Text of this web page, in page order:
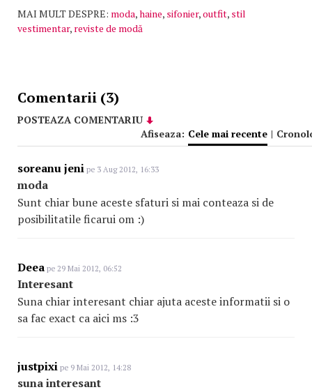
MAI MULT DESPRE: moda,haine, sifonier,outfit, stil
vestimentar, reviste de modă
Comentarii (3)
POSTEAZA COMENTARIU
Afiseaza: Cele mai recente |
soreanu jeni pe 3 Aug 2012, 16:33
moda
Sunt chiar bune aceste sfaturi si mai conteaza si de
posibilitatile ficarui om :)
Deea pe 29 Mai 2012, 06:52
Interesant
Suna chiar interesant chiar ajuta aceste informatii si o
sa fac exact ca aici ms :3
justpixi pe 9 Mai 2012, 14:28
suna interesant